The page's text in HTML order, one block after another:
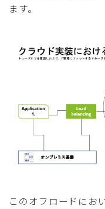
ます。
このオフロードにお